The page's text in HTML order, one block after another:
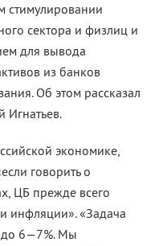
стимулировании
сектора и физлиц и
для вывода
из банков
Об этом рассказал
Игнатьев.
экономике,
говорить о
ЦБ прежде всего
инфляции». «Задача
до 6—7%. Мы